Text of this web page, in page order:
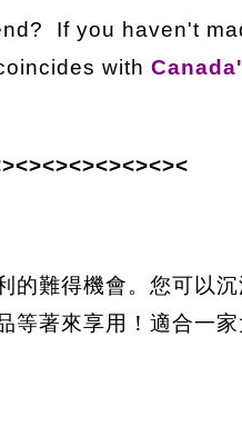
If you haven't
with
難得機會。您可以
著來享用！適合一家